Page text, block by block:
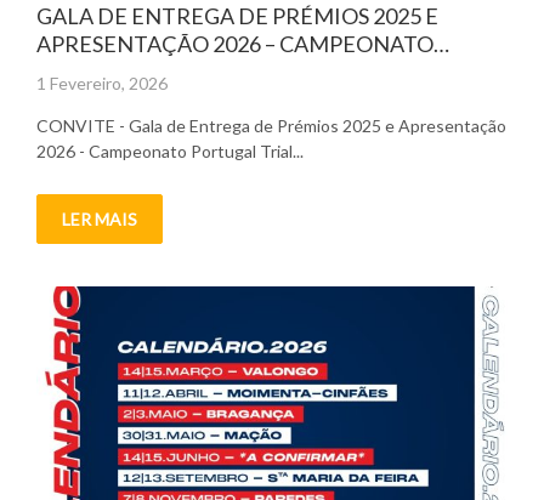
GALA DE ENTREGA DE PRÉMIOS 2025 E
APRESENTAÇÃO 2026 – CAMPEONATO
PORTUGAL TRIAL 4×4
Posted
1 Fevereiro, 2026
CONVITE - Gala de Entrega de Prémios 2025 e Apresentação
2026 - Campeonato Portugal Trial...
LER MAIS